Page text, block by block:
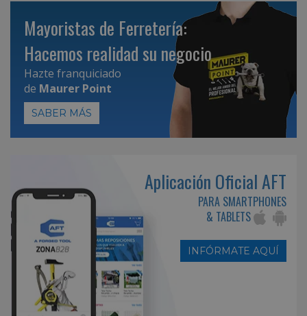
Mayoristas de Ferretería:
Hacemos realidad su negocio
Hazte franquiciado
de Maurer Point
SABER MÁS
Aplicación Oficial AFT
PARA SMARTPHONES
& TABLETS
INFÓRMATE AQUÍ